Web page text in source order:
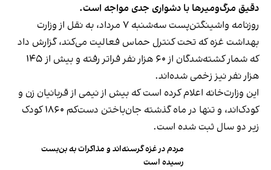
دقیق مرگ‌ومیرها با دشواری جدی مواجه است.
روزنامه واشینگتن‌پست سه‌شنبه ۷ مرداد، به نقل از وزارت
بهداشت غزه که تحت کنترل حماس فعالیت می‌کند، گزارش داد
که شمار کشته‌شدگان از ۶۰ هزار نفر فراتر رفته و بیش از ۱۴۵
هزار نفر نیز زخمی شده‌اند.
این وزارت‌خانه اعلام کرده است که بیش از نیمی از قربانیان زن و
کودک‌اند، و تنها در ماه گذشته جان‌باختن دست‌کم ۱۸۶۰ کودک
زیر دو سال ثبت شده است.
مردم در غزه گرسنه‌اند و مذاکرات به بن‌بست
رسیده است